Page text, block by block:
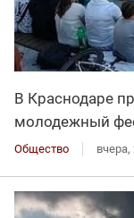
В Краснодаре
молодежный
Общество вчера,